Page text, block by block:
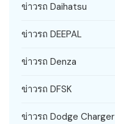
ข่าวรถ Daihatsu
ข่าวรถ DEEPAL
ข่าวรถ Denza
ข่าวรถ DFSK
ข่าวรถ Dodge Charger